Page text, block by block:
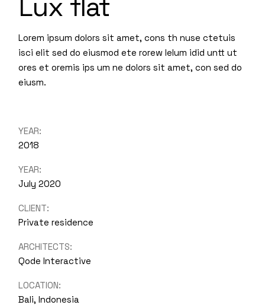
Lorem ipsum dolors sit amet, cons th nuse ctetuis
isci elit sed do eiusmod ete rorew lelum idid untt ut
ores et oremis ips um ne dolors sit amet, con sed do
eiusm.
YEAR:
2018
YEAR:
July 2020
CLIENT:
Private residence
ARCHITECTS:
Qode Interactive
LOCATION:
Bali, Indonesia